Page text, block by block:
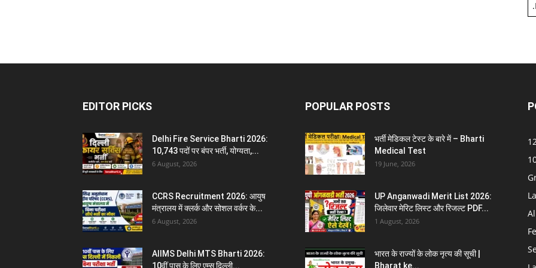
.
EDITOR PICKS
Delhi Fire Service Bharti 2026:
10,743 पदों पर बंपर भर्ती, योग्यता,...
6 August, 2026
CCRS Recruitment 2026: आयुष
मंत्रालय में क्लर्क और सोशल वर्कर के...
6 August, 2026
AIIMS Delhi MTS Bharti 2026:
10वीं पास के लिए एम्स दिल्ली...
POPULAR POSTS
भर्ती मेडिकल टेस्ट के बारे में – Bharti
Medical Test
19 June, 2026
UP Anganwadi Merit List 2026:
जिलेवार मेरिट लिस्ट और रिजल्ट PDF...
1 August, 2026
भारत के राज्यों के लोक नृत्य की सूची |
Bharat ke...